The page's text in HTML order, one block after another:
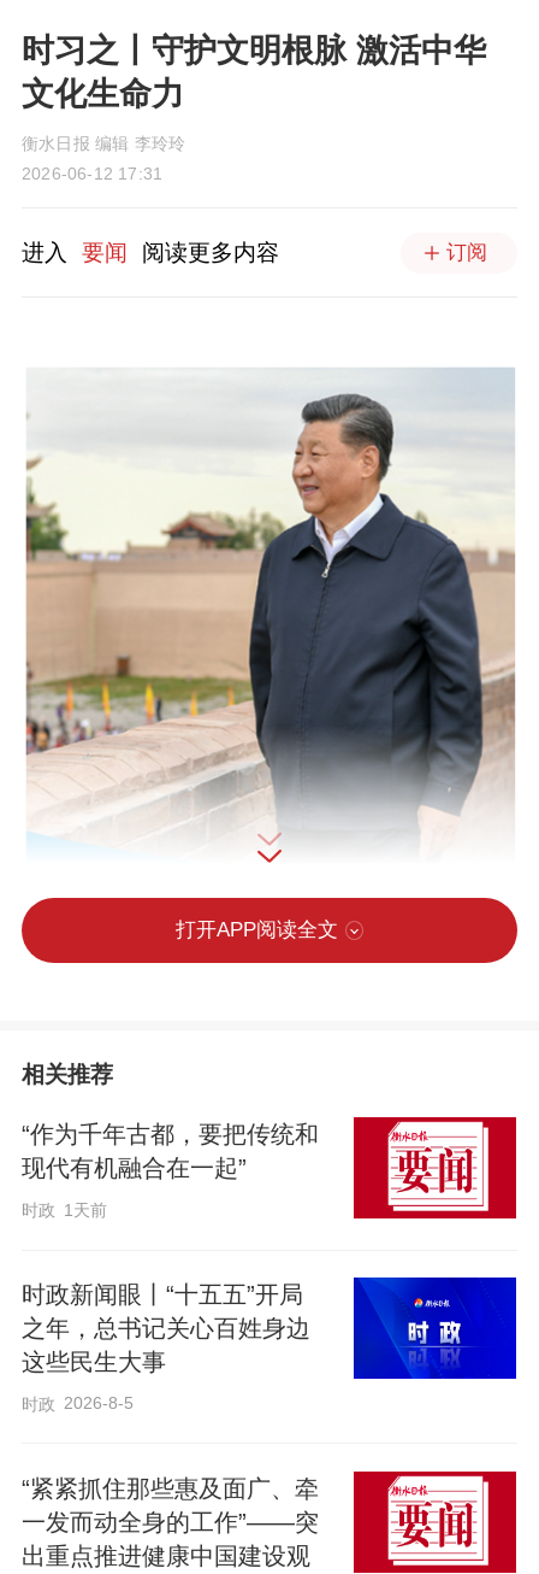
时习之丨守护文明根脉 激活中华
文化生命力
衡水日报 编辑 李玲玲
2026-06-12 17:31
进入 要闻 阅读更多内容 订阅
文化遗产见证中华文明，是不可再生的宝
贵财富。党的十八大以来，习近平总书记
些中华文化瑰宝保护好、传承好、传播
好”。
我们一起跟随习近平总书记的脚步，感悟
中华文化的独特魅力。
打开APP阅读全文
相关推荐
“作为千年古都，要把传统和
现代有机融合在一起”
时政 1天前
时政新闻眼丨“十五五”开局
之年，总书记关心百姓身边
这些民生大事
时政 2026-8-5
“紧紧抓住那些惠及面广、牵
一发而动全身的工作”——突
出重点推进健康中国建设观